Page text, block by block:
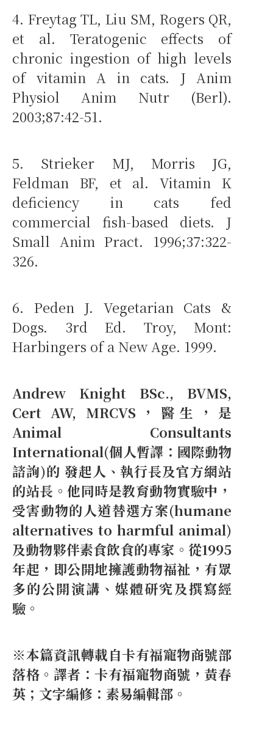
4. Freytag TL, Liu SM, Rogers QR,
et al. Teratogenic effects of
chronic ingestion of high levels
of vitamin A in cats. J Anim
Physiol Anim Nutr (Berl).
2003;87:42-51.
5. Strieker MJ, Morris JG,
Feldman BF, et al. Vitamin K
deficiency in cats fed
commercial fish-based diets. J
Small Anim Pract. 1996;37:322-
326.
6. Peden J. Vegetarian Cats &
Dogs. 3rd Ed. Troy, Mont:
Harbingers of a New Age. 1999.
Andrew Knight BSc., BVMS,
Cert AW, MRCVS，醫生，是
Animal Consultants
International(個人暫譯：國際動物
諮詢)的 發起人、執行長及官方網站
的站長。他同時是教育動物實驗中，
受害動物的人道替選方案(humane
alternatives to harmful animal)
及動物夥伴素食飲食的專家。從1995
年起，即公開地擁護動物福祉，有眾
多的公開演講、媒體研究及撰寫經
驗。
※本篇資訊轉載自卡有福寵物商號部
落格。譯者：卡有福寵物商號，黃春
英；文字編修：素易編輯部。